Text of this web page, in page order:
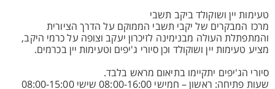
טעימות יין ושוקולד ביקב תשבי
מרכז המבקרים של יקבי תשבי הממוקם על הדרך הציורית
והמתפתלת העולה מבנימינה לזיכרון יעקב וצופה על כרמי היקב,
מציע טעימות יין ושוקולד וכן סיורי ג'יפים וטעימות יין בכרמים.
סיורי הג'יפים יתקיימו בתיאום מראש בלבד.
שעות פתיחה: ראשון – חמישי 08:00-16:00 שישי 08:00-15:00